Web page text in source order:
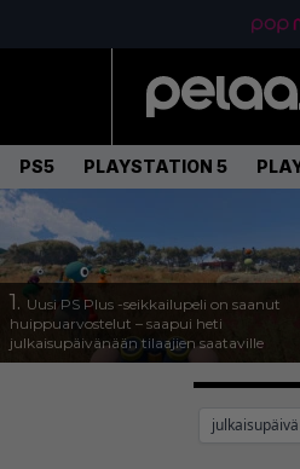
PS5 PLAYSTATION 5
1. Uusi PS Plus -seikkailupeli on saanut
huippuarvostelut – saapui heti
julkaisupäivänään tilaajien saataville
julkaisupäivä